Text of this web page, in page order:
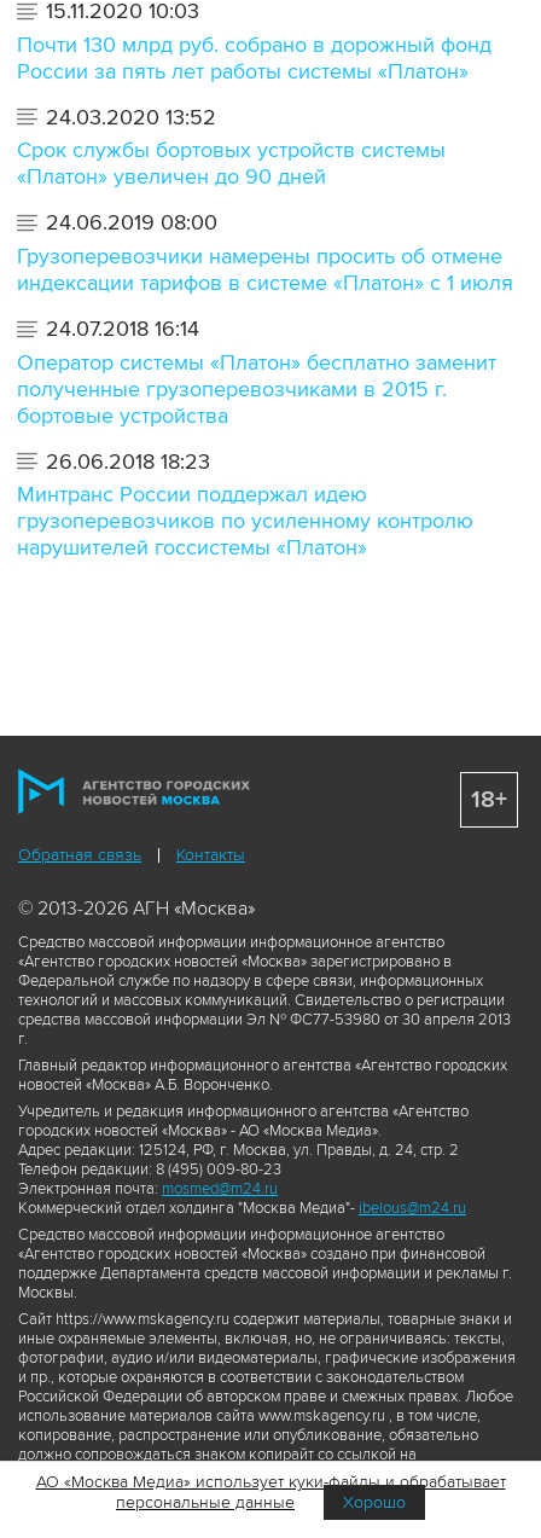
15.11.2020 10:03
Почти 130 млрд руб. собрано в дорожный фонд
России за пять лет работы системы «Платон»
24.03.2020 13:52
Срок службы бортовых устройств системы
«Платон» увеличен до 90 дней
24.06.2019 08:00
Грузоперевозчики намерены просить об отмене
индексации тарифов в системе «Платон» с 1 июля
24.07.2018 16:14
Оператор системы «Платон» бесплатно заменит
полученные грузоперевозчиками в 2015 г.
бортовые устройства
26.06.2018 18:23
Минтранс России поддержал идею
грузоперевозчиков по усиленному контролю
нарушителей госсистемы «Платон»
Обратная связь Контакты
© 2013-2026 АГН «Москва»
Средство массовой информации информационное агентство
«Агентство городских новостей «Москва» зарегистрировано в
Федеральной службе по надзору в сфере связи, информационных
технологий и массовых коммуникаций. Свидетельство о регистрации
средства массовой информации Эл № ФС77-53980 от 30 апреля 2013
г.
Главный редактор информационного агентства «Агентство городских
новостей «Москва» А.Б. Воронченко.
Учредитель и редакция информационного агентства «Агентство
городских новостей «Москва» - АО «Москва Медиа».
Адрес редакции: 125124, РФ, г. Москва, ул. Правды, д. 24, стр. 2
Телефон редакции: 8 (495) 009-80-23
Электронная почта: mosmed@m24.ru
Коммерческий отдел холдинга "Москва Медиа"- ibelous@m24.ru
Средство массовой информации информационное агентство
«Агентство городских новостей «Москва» создано при финансовой
поддержке Департамента средств массовой информации и рекламы г.
Москвы.
Сайт https://www.mskagency.ru содержит материалы, товарные знаки и
иные охраняемые элементы, включая, но, не ограничиваясь: тексты,
фотографии, аудио и/или видеоматериалы, графические изображения
и пр., которые охраняются в соответствии с законодательством
Российской Федерации об авторском праве и смежных правах. Любое
использование материалов сайта www.mskagency.ru , в том числе,
копирование, распространение или опубликование, обязательно
должно сопровождаться знаком копирайт со ссылкой на
правообладателя © АО «Москва Медиа», а также гиперссылкой на сайт
www.mskagency.ru как на первоисточник информации. Переработка
материалов сайта www.mskagency.ru не допускается.
18+
АО «Москва Медиа» использует куки-файлы и обрабатывает
персональные данные
Хорошо